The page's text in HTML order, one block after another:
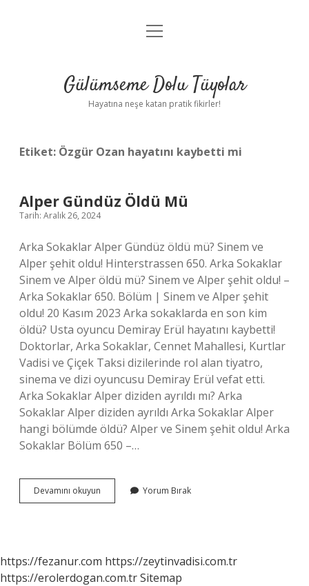
Anasayfa
Yasal Uyarı
menüyü
Gülümseme Dolu Tüyolar
Hayatına neşe katan pratik fikirler!
Etiket: Özgür Ozan hayatını kaybetti mi
Alper Gündüz Öldü Mü
Tarih: Aralık 26, 2024
Arka Sokaklar Alper Gündüz öldü mü? Sinem ve
Alper şehit oldu! Hinterstrassen 650. Arka Sokaklar
Sinem ve Alper öldü mü? Sinem ve Alper şehit oldu! –
Arka Sokaklar 650. Bölüm | Sinem ve Alper şehit
oldu! 20 Kasım 2023 Arka sokaklarda en son kim
öldü? Usta oyuncu Demiray Erül hayatını kaybetti!
Doktorlar, Arka Sokaklar, Cennet Mahallesi, Kurtlar
Vadisi ve Çiçek Taksi dizilerinde rol alan tiyatro,
sinema ve dizi oyuncusu Demiray Erül vefat etti.
Arka Sokaklar Alper diziden ayrıldı mı? Arka
Sokaklar Alper diziden ayrıldı Arka Sokaklar Alper
hangi bölümde öldü? Alper ve Sinem şehit oldu! Arka
Sokaklar Bölüm 650 –…
Devamını okuyun
Gündüz
Yorum Bırak
https://fezanur.com https://zeytinvadisi.com.tr
https://erolerdogan.com.trSitemap